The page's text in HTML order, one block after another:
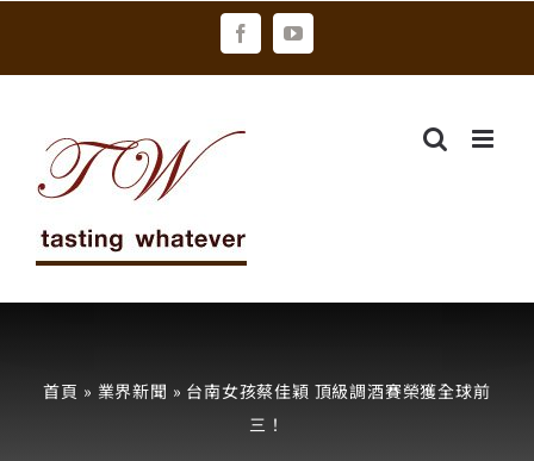
FacebookYouTube
首頁 » 業界新聞 » 台南女孩蔡佳穎 頂級調酒賽榮獲全球前
三！